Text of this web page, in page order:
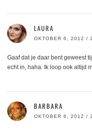
LAURA
OKTOBER 6, 2012 /
Gaaf dat je daar bent geweest
echt in, haha. Ik loop ook altijd
BARBARA
OKTOBER 6, 2012 /